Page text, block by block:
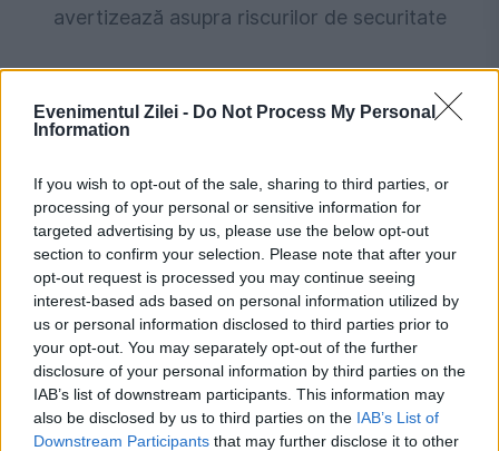
Evenimentul Zilei - Do Not Process My Personal
Information
If you wish to opt-out of the sale, sharing to third parties, or
processing of your personal or sensitive information for
targeted advertising by us, please use the below opt-out
section to confirm your selection. Please note that after your
opt-out request is processed you may continue seeing
interest-based ads based on personal information utilized by
us or personal information disclosed to third parties prior to
your opt-out. You may separately opt-out of the further
disclosure of your personal information by third parties on the
IAB’s list of downstream participants. This information may
also be disclosed by us to third parties on the IAB’s List of
Downstream Participants that may further disclose it to other
avertizează asupra riscurilor de securitate
INTERNATIONAL
Anchetă de contraterorism după incidentul
grav de pe aeroportul Leipzig/Halle. Explozibili
de calitate militară, găsiți pe o dronă